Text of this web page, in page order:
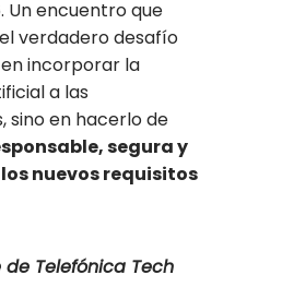
Un encuentro que
verdadero desafío
incorporar la
a las
sino en hacerlo de
segura y
nuevos requisitos
Telefónica Tech